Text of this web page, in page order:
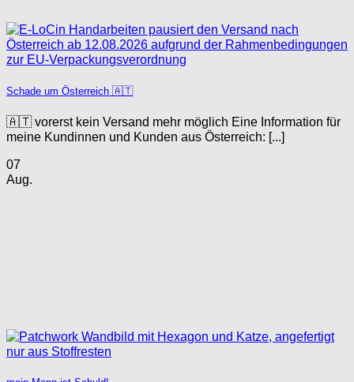
Schade um Österreich 🇦🇹
🇦🇹 vorerst kein Versand mehr möglich Eine Information für
meine Kundinnen und Kunden aus Österreich: [...]
07
Aug.